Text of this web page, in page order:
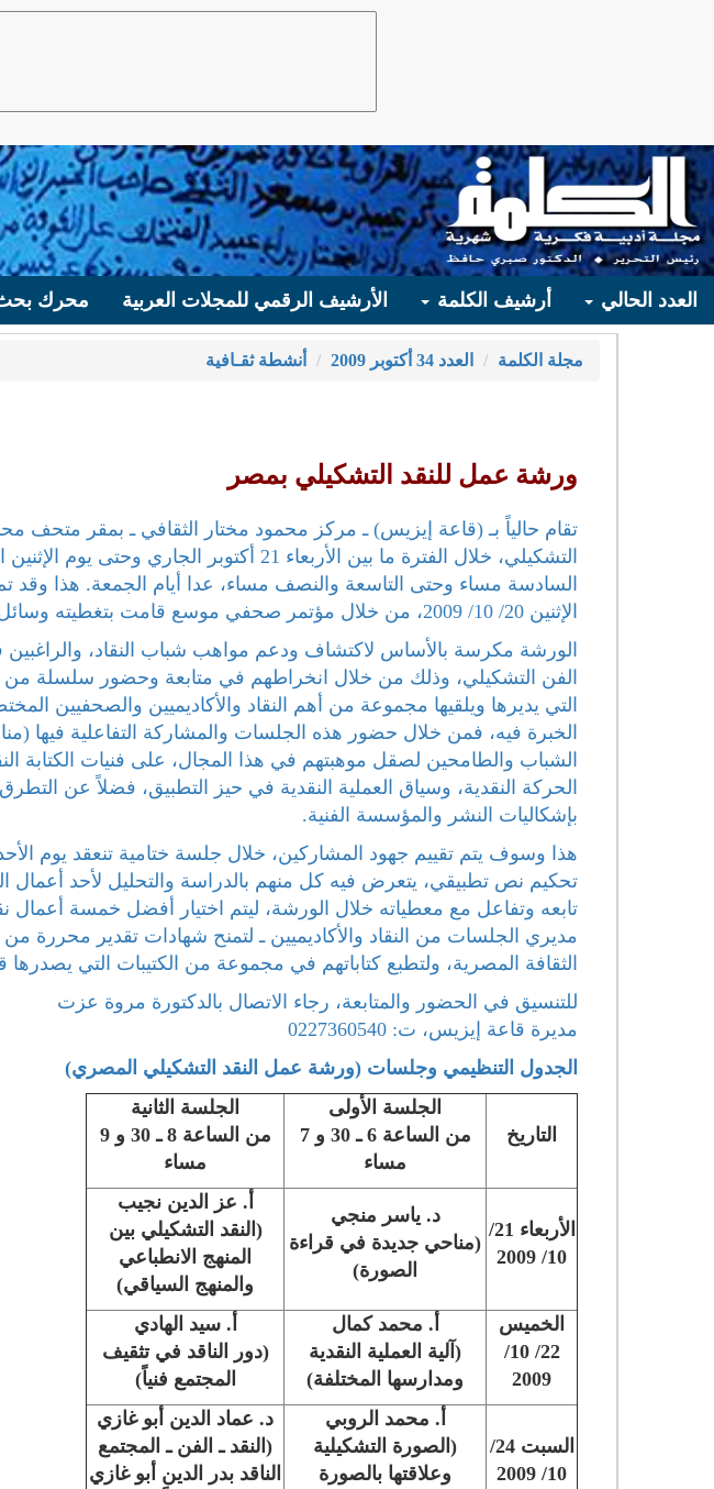
العدد الحالي أرشيف الكلمة الأرشيف الرقمي للمجلات العربية محرك بحث
مجلة الكلمة العدد 34 أكتوبر 2009 أنشطة ثقـافية
ورشة عمل للنقد التشكيلي بمصر
تقام حالياً بـ (قاعة إيزيس) ـ مركز محمود مختار الثقافي ـ بمقر متحف
السادسة مساء وحتى التاسعة والنصف مساء، عدا أيام الجمعة. هذا وقد
الإثنين 20/ 10/ 2009، من خلال مؤتمر صحفي موسع قامت بتغطيته وسائل الإعلام المتخصصة والصحافة الفنية.
الورشة مكرسة بالأساس لاكتشاف ودعم مواهب شباب النقاد، والراغبين
الفن التشكيلي، وذلك من خلال انخراطهم في متابعة وحضور سلسلة
التي يديرها ويلقيها مجموعة من أهم النقاد والأكاديميين والصحفيين
الخبرة فيه، فمن خلال حضور هذه الجلسات والمشاركة التفاعلية فيها
الشباب والطامحين لصقل موهبتهم في هذا المجال، على فنيات الكتابة
الحركة النقدية، وسياق العملية النقدية في حيز التطبيق، فضلاً عن
بإشكاليات النشر والمؤسسة الفنية.
تحكيم نص تطبيقي، يتعرض فيه كل منهم بالدراسة والتحليل لأحد أعمال
تابعه وتفاعل مع معطياته خلال الورشة، ليتم اختيار أفضل خمسة أعمال
مديري الجلسات من النقاد والأكاديميين ـ لتمنح شهادات تقدير محررة من
الثقافة المصرية، ولتطبع كتاباتهم في مجموعة من الكتيبات التي
للتنسيق في الحضور والمتابعة، رجاء الاتصال بالدكتورة مروة عزت
مديرة قاعة إيزيس، ت: 0227360540
الجدول التنظيمي وجلسات (ورشة عمل النقد التشكيلي المصري)
التاريخ
الجلسة الأولى
من الساعة 6 ـ 30 و 7
مساء
الجلسة الثانية
من الساعة 8 ـ 30 و 9
مساء
الأربعاء 21/
10/ 2009
د. ياسر منجي
(مناحي جديدة في قراءة
الصورة)
أ. عز الدين نجيب
(النقد التشكيلي بين
المنهج الانطباعي
والمنهج السياقي)
الخميس
22/ 10/
2009
أ. محمد كمال
(آلية العملية النقدية
ومدارسها المختلفة)
أ. سيد الهادي
(دور الناقد في تثقيف
المجتمع فنياً)
السبت 24/
10/ 2009
أ. محمد الروبي
(الصورة التشكيلية
وعلاقتها بالصورة
د. عماد الدين أبو غازي
(النقد ـ الفن ـ المجتمع
الناقد بدر الدين أبو غازي